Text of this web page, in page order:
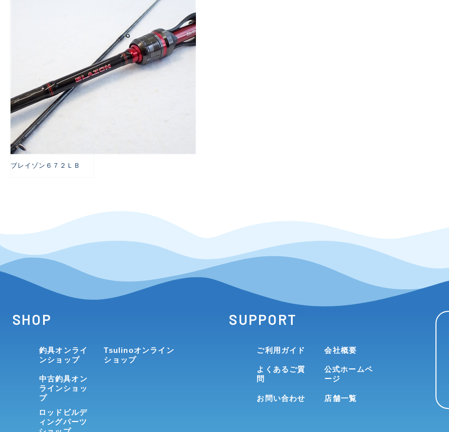
ブレイゾン６７２ＬＢ
SHOP
釣具オンライ
ンショップ
中古釣具オン
ラインショッ
プ
ロッドビルデ
ィングパーツ
Tsulinoオンライン
ショップ
SUPPORT
ご利用ガイド
よくあるご質
問
お問い合わせ
会社概要
公式ホームペ
ージ
店舗一覧